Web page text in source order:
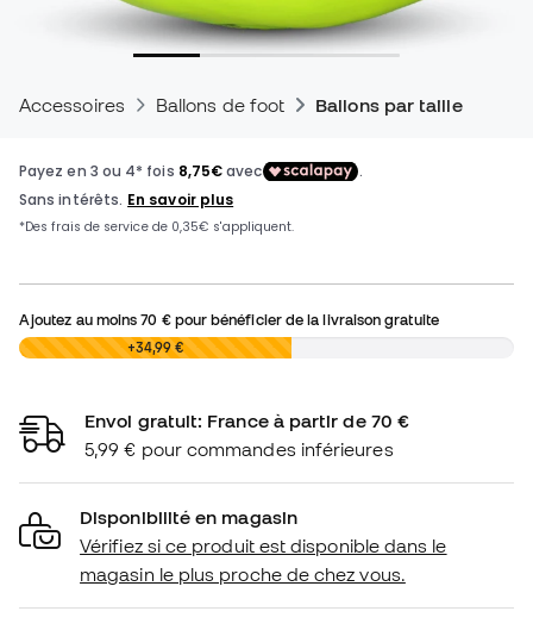
Accessoires Ballons de foot Ballons par taille
Ajoutez au moins70 €pour bénéficier de la livraison gratuite
0,00 € +34,99 €
Envoi gratuit: France à partir de 70 €
5,99 € pour commandes inférieures
Disponibilité en magasin
Vérifiez si ce produit est disponible dans le
magasin le plus proche de chez vous.